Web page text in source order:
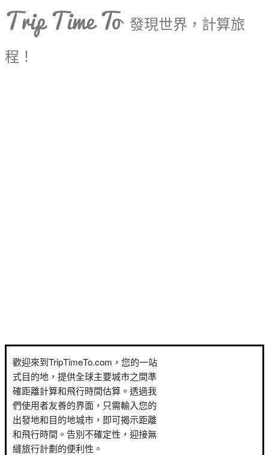
Trip Time To 發現世界，計算旅
程！
歡迎來到TripTimeTo.com，您的一站
式目的地，提供全球主要城市之間準
確距離計算和飛行時間估算。透過我
們使用者友善的界面，只需輸入您的
出發地和目的地城市，即可揭示距離
和飛行時間。告別不確定性，迎接無
縫旅行計劃的便利性。